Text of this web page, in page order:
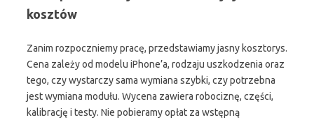
kosztów
Zanim rozpoczniemy pracę, przedstawiamy jasny kosztorys.
Cena zależy od modelu iPhone’a, rodzaju uszkodzenia oraz
tego, czy wystarczy sama wymiana szybki, czy potrzebna
jest wymiana modułu. Wycena zawiera robociznę, części,
kalibrację i testy. Nie pobieramy opłat za wstępną